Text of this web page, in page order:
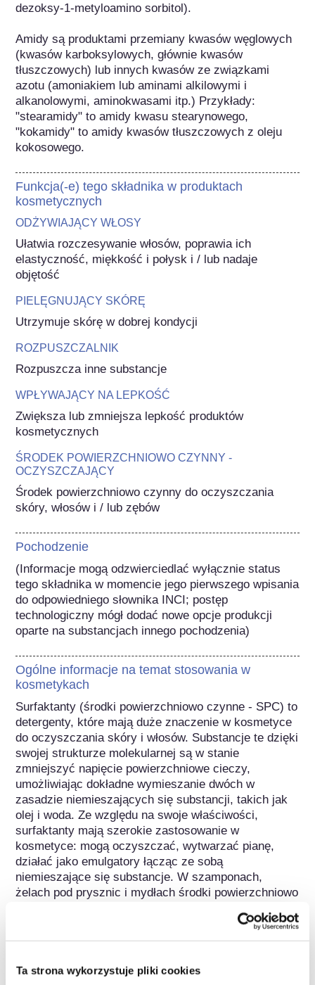
Ta strona wykorzystuje pliki cookies
dezoksy-1-metyloamino sorbitol).
Amidy są produktami przemiany kwasów węglowych
(kwasów karboksylowych, głównie kwasów
tłuszczowych) lub innych kwasów ze związkami
azotu (amoniakiem lub aminami alkilowymi i
alkanolowymi, aminokwasami itp.) Przykłady:
"stearamidy" to amidy kwasu stearynowego,
"kokamidy" to amidy kwasów tłuszczowych z oleju
kokosowego.
Funkcja(-e) tego składnika w produktach
kosmetycznych
ODŻYWIAJĄCY WŁOSY
Ułatwia rozczesywanie włosów, poprawia ich
elastyczność, miękkość i połysk i / lub nadaje
objętość
PIELĘGNUJĄCY SKÓRĘ
Utrzymuje skórę w dobrej kondycji
ROZPUSZCZALNIK
Rozpuszcza inne substancje
WPŁYWAJĄCY NA LEPKOŚĆ
Zwiększa lub zmniejsza lepkość produktów
kosmetycznych
ŚRODEK POWIERZCHNIOWO CZYNNY -
OCZYSZCZAJĄCY
Środek powierzchniowo czynny do oczyszczania
skóry, włosów i / lub zębów
Pochodzenie
(Informacje mogą odzwierciedlać wyłącznie status
tego składnika w momencie jego pierwszego wpisania
do odpowiedniego słownika INCI; postęp
technologiczny mógł dodać nowe opcje produkcji
oparte na substancjach innego pochodzenia)
Ogólne informacje na temat stosowania w
kosmetykach
Surfaktanty (środki powierzchniowo czynne - SPC) to
detergenty, które mają duże znaczenie w kosmetyce
do oczyszczania skóry i włosów. Substancje te dzięki
swojej strukturze molekularnej są w stanie
zmniejszyć napięcie powierzchniowe cieczy,
umożliwiając dokładne wymieszanie dwóch w
zasadzie niemieszających się substancji, takich jak
olej i woda. Ze względu na swoje właściwości,
surfaktanty mają szerokie zastosowanie w
kosmetyce: mogą oczyszczać, wytwarzać pianę,
działać jako emulgatory łącząc ze sobą
niemieszające się substancje. W szamponach,
żelach pod prysznic i mydłach środki powierzchniowo
tłuszczu i cząsteczek brudu za pomocą wody.
Surfaktanty stosowane są również w pastach do
szybkiemu i pełnemu rozpuszczeniu i